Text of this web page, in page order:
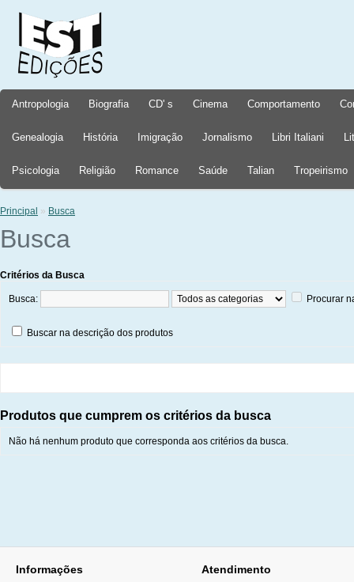
Antropologia Biografia CD' s Cinema Comportamento
Genealogia História Imigração Jornalismo Libri Italiani
Psicologia Religião Romance Saúde Talian Tropeirismo
Principal » Busca
Busca
Critérios da Busca
Busca: Procurar
Buscar na descrição dos produtos
Produtos que cumprem os critérios da busca
Não há nenhum produto que corresponda aos critérios da busca.
Informações Atendimento